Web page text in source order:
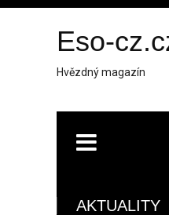
Eso-
Hvězdný magazín
AKTUALITY